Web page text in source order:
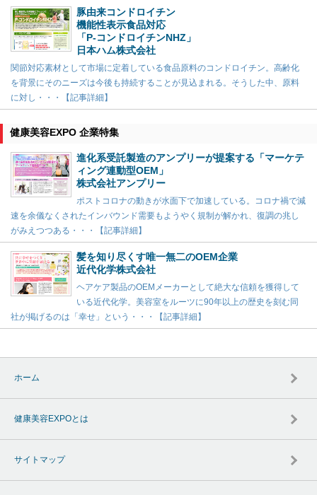
豚由来コンドロイチン
機能性表示食品対応
「P-コンドロイチンNHZ」
日本ハム株式会社
関節対応素材として市場に定着している食品原料のコンドロイチン。高齢化
を背景にそのニーズは今後も持続することが見込まれる。そうした中、原料
に対し・・・【記事詳細】
健康美容EXPO 企業特集
進化系受託製造のアンプリーが提案する「マーケテ
ィング連動型OEM」
株式会社アンプリー
ポストコロナの動きが水面下で加速している。コロナ禍で減
速を余儀なくされたインバウンド需要もようやく規制が解かれ、復調の兆し
がみえつつある・・・【記事詳細】
髪を知り尽くす唯一無二のOEM企業
近代化学株式会社
ヘアケア製品のOEMメーカーとして絶大な信頼を獲得して
いる近代化学。美容室をルーツに90年以上の歴史を刻む同
社が掲げるのは「幸せ」という・・・【記事詳細】
ホーム
健康美容EXPOとは
サイトマップ